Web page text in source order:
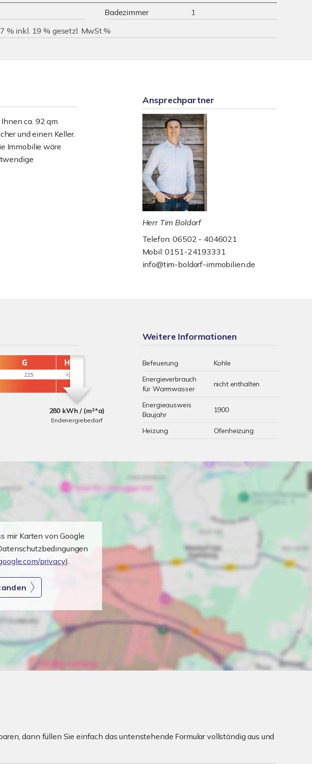
Badezimmer
1
% inkl. 19 % gesetzl. MwSt.%
ca. 92 qm
und einen Keller.
Immobilie wäre
Ansprechpartner
Herr Tim Boldorf
Telefon: 06502 - 4046021
Mobil: 0151-24193331
info@tim-boldorf-immobilien.de
280 kWh / (m²*a)
Endenergiebedarf
Weitere Informationen
Befeuerung
Kohle
Energieverbrauch
für Warmwasser
nicht enthalten
Energieausweis
Baujahr
1900
Heizung Ofenheizung
mir Karten von Google
privacy).
dann füllen Sie einfach das untenstehende Formular vollständig aus und